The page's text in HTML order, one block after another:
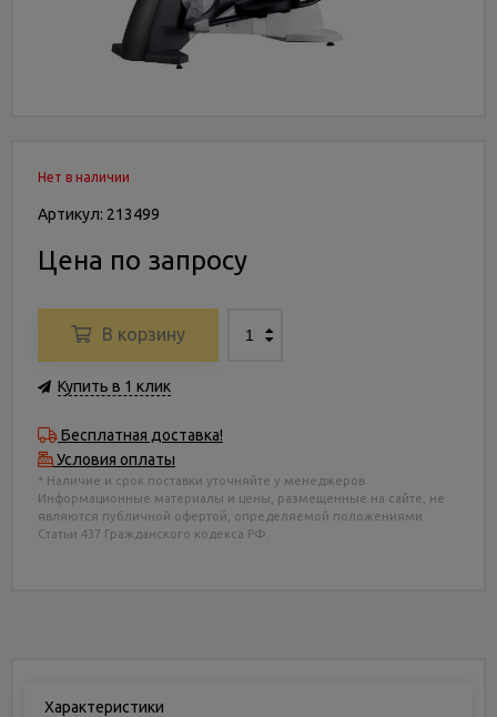
Нет в наличии
Артикул: 213499
Цена по запросу
В корзину
Купить в 1 клик
Бесплатная доставка!
Условия оплаты
* Наличие и срок поставки уточняйте у менеджеров.
Информационные материалы и цены, размещенные на сайте, не
являются публичной офертой, определяемой положениями
Статьи 437 Гражданского кодекса РФ.
Характеристики